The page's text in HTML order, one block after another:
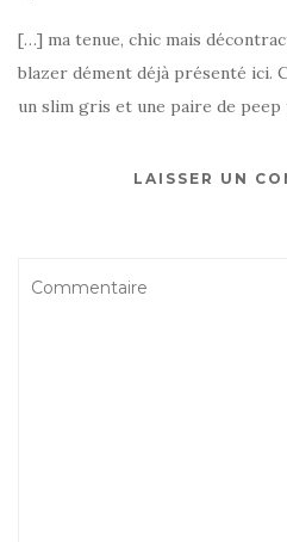
[…] ma tenue, chic mais
blazer dément déjà présenté ici.
un slim gris et une paire de
LAISSER UN